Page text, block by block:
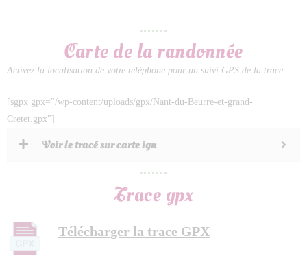
Carte de la randonnée
Activez la localisation de votre téléphone pour un suivi GPS de la trace.
[sgpx gpx="/wp-content/uploads/gpx/Nant-du-Beurre-et-grand-
Cretet.gpx"]
Voir le tracé sur carte ign
Trace gpx
Télécharger la trace GPX